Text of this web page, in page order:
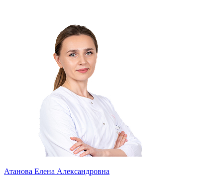
Атанова Елена Александровна